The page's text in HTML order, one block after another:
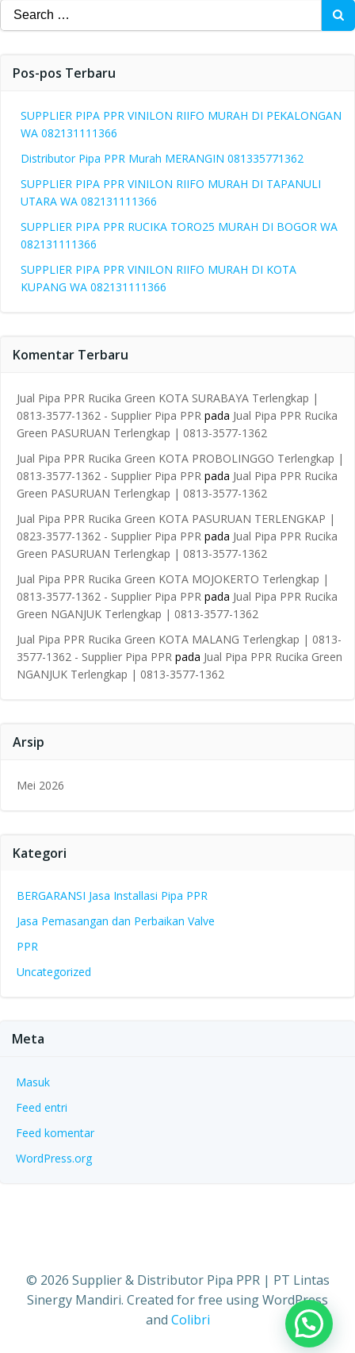
Search
for:
Pos-pos Terbaru
SUPPLIER PIPA PPR VINILON RIIFO MURAH DI PEKALONGAN
WA 082131111366
Distributor Pipa PPR Murah MERANGIN 081335771362
SUPPLIER PIPA PPR VINILON RIIFO MURAH DI TAPANULI
UTARA WA 082131111366
SUPPLIER PIPA PPR RUCIKA TORO25 MURAH DI BOGOR WA
082131111366
SUPPLIER PIPA PPR VINILON RIIFO MURAH DI KOTA
KUPANG WA 082131111366
Komentar Terbaru
Jual Pipa PPR Rucika Green KOTA SURABAYA Terlengkap |
0813-3577-1362 - Supplier Pipa PPR pada Jual Pipa PPR Rucika
Green PASURUAN Terlengkap | 0813-3577-1362
Jual Pipa PPR Rucika Green KOTA PROBOLINGGO Terlengkap |
0813-3577-1362 - Supplier Pipa PPR pada Jual Pipa PPR Rucika
Green PASURUAN Terlengkap | 0813-3577-1362
Jual Pipa PPR Rucika Green KOTA PASURUAN TERLENGKAP |
0823-3577-1362 - Supplier Pipa PPR pada Jual Pipa PPR Rucika
Green PASURUAN Terlengkap | 0813-3577-1362
Jual Pipa PPR Rucika Green KOTA MOJOKERTO Terlengkap |
0813-3577-1362 - Supplier Pipa PPR pada Jual Pipa PPR Rucika
Green NGANJUK Terlengkap | 0813-3577-1362
Jual Pipa PPR Rucika Green KOTA MALANG Terlengkap | 0813-
3577-1362 - Supplier Pipa PPR pada Jual Pipa PPR Rucika Green
NGANJUK Terlengkap | 0813-3577-1362
Arsip
Mei 2026
Kategori
BERGARANSI Jasa Installasi Pipa PPR
Jasa Pemasangan dan Perbaikan Valve
PPR
Uncategorized
Meta
Masuk
Feed entri
Feed komentar
WordPress.org
© 2026 Supplier & Distributor Pipa PPR | PT Lintas
Sinergy Mandiri. Created for free using WordPress
and Colibri